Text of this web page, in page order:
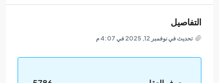
التفاصيل
تحديث في نوفمبر 12, 2025 في 4:07 م